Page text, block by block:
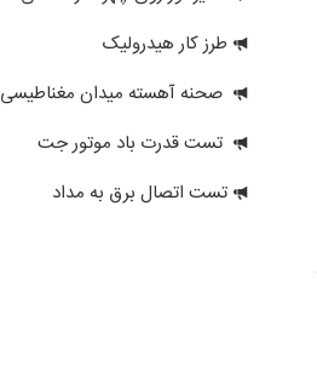
طرز کار هیدرولیک
صحنه آهسته میدان مغناطیسی
تست قدرت باد موتور جت
تست اتصال برق به مداد